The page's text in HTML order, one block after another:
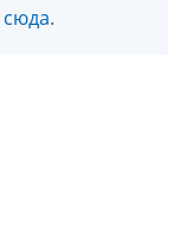
сюда.